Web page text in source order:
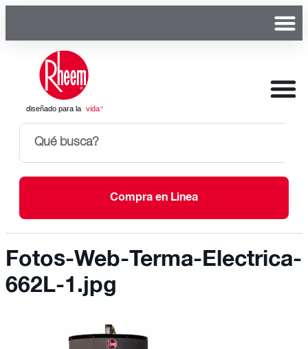
Compra en Linea
Fotos-Web-Terma-Electrica-
662L-1.jpg